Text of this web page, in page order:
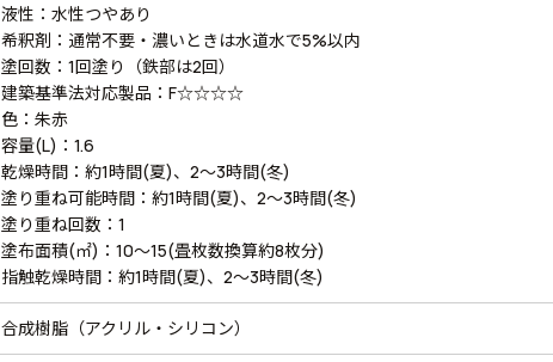
液性：水性つやあり
希釈剤：通常不要・濃いときは水道水で5%以内
塗回数：1回塗り（鉄部は2回）
建築基準法対応製品：F☆☆☆☆
色：朱赤
容量(L)：1.6
乾燥時間：約1時間(夏)、2～3時間(冬)
塗り重ね可能時間：約1時間(夏)、2～3時間(冬)
塗り重ね回数：1
塗布面積(㎡)：10～15(畳枚数換算約8枚分)
指触乾燥時間：約1時間(夏)、2～3時間(冬)
合成樹脂（アクリル・シリコン）